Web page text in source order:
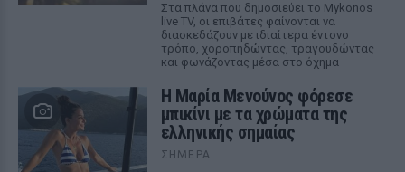
Στα πλάνα που δημοσιεύει το Mykonos
live TV, οι επιβάτες φαίνονται να
διασκεδάζουν με ιδιαίτερα έντονο
τρόπο, χοροπηδώντας, τραγουδώντας
και φωνάζοντας μέσα στο όχημα
Η Μαρία Μενούνος φόρεσε
μπικίνι με τα χρώματα της
ελληνικής σημαίας
ΣΉΜΕΡΑ